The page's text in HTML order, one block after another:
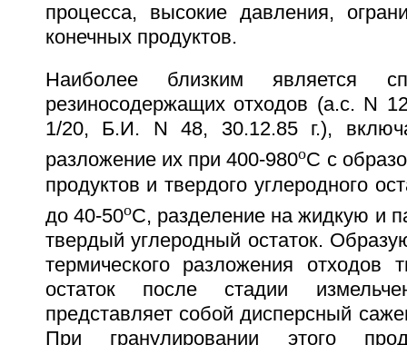
процесса, высокие давления,
конечных продуктов.
Наиболее близким является
резиносодержащих отходов (а.с. N
1/20, Б.И. N 48, 30.12.85 г.),
разложение их при 400-980oC с
продуктов и твердого углеродного
до 40-50oC, разделение на жидкую и
твердый углеродный остаток.
термического разложения отходов
остаток после стадии
представляет собой дисперсный
При гранулировании этого